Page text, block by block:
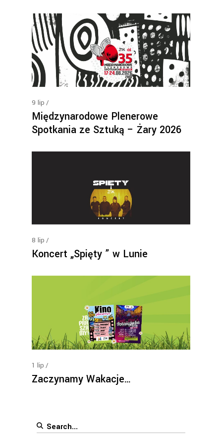
9 lip
Międzynarodowe Plenerowe
Spotkania ze Sztuką – Żary 2026
8 lip
Koncert „Spięty ” w Lunie
1 lip
Zaczynamy Wakacje…
Search